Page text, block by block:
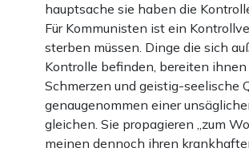
hauptsache sie haben die
Für Kommunisten ist ein
sterben müssen. Dinge die sich
Kontrolle befinden, bereiten
Schmerzen und geistig-seelische
genaugenommen einer
gleichen. Sie propagieren „zum
meinen dennoch ihren